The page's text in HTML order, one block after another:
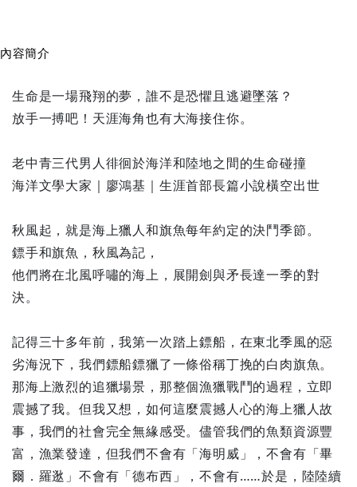
內容簡介
生命是一場飛翔的夢，誰不是恐懼且逃避墜落？
放手一搏吧！天涯海角也有大海接住你。
老中青三代男人徘徊於海洋和陸地之間的生命碰撞
海洋文學大家｜廖鴻基｜生涯首部長篇小說橫空出世
秋風起，就是海上獵人和旗魚每年約定的決鬥季節。
鏢手和旗魚，秋風為記，
他們將在北風呼嘯的海上，展開劍與矛長達一季的對
決。
記得三十多年前，我第一次踏上鏢船，在東北季風的惡
劣海況下，我們鏢船鏢獵了一條俗稱丁挽的白肉旗魚。
那海上激烈的追獵場景，那整個漁獵戰鬥的過程，立即
震撼了我。但我又想，如何這麼震撼人心的海上獵人故
事，我們的社會完全無緣感受。儘管我們的魚類資源豐
富，漁業發達，但我們不會有「海明威」，不會有「畢
爾．羅逖」不會有「德布西」，不會有……於是，陸陸續